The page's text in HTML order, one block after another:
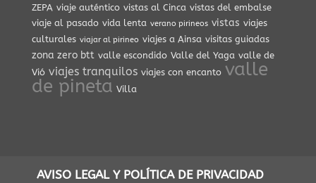
ZEPA viaje auténtico vistas al Cinca vistas del embalse
viaje al pasado vida lenta verano pirineos vistas viajes
culturales viajar al pirineo viajes a Ainsa visitas guiadas
zona zero btt valle escondido Valle del Yaga valle de
Vió viajes tranquilos viajes con encanto valle
de pineta Villa
AVISO LEGAL Y POLÍTICA DE PRIVACIDAD